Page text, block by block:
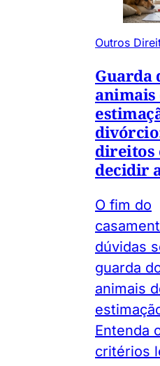
Outros
Guarda
animais
direitos
decidir
O fim do
dúvidas
guarda
animais
Entenda
critérios